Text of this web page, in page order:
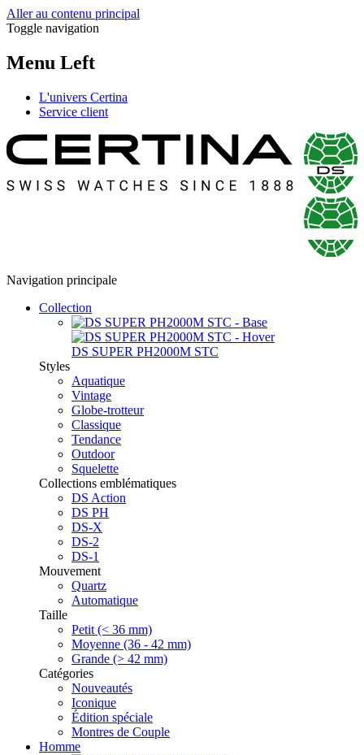
Aller au contenu principal
Toggle navigation
Menu Left
L'univers Certina
Service client
Navigation principale
Collection
DS SUPER PH2000M STC
Styles
Aquatique
Vintage
Globe-trotteur
Classique
Tendance
Outdoor
Squelette
Collections emblématiques
DS Action
DS PH
DS-X
DS-2
DS-1
Mouvement
Quartz
Automatique
Taille
Petit (< 36 mm)
Moyenne (36 - 42 mm)
Grande (> 42 mm)
Catégories
Nouveautés
Iconique
Édition spéciale
Montres de Couple
Homme